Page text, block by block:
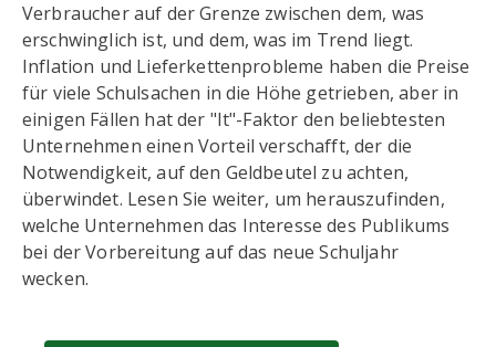
Verbraucher auf der Grenze zwischen dem, was
erschwinglich ist, und dem, was im Trend liegt.
Inflation und Lieferkettenprobleme haben die Preise
für viele Schulsachen in die Höhe getrieben, aber in
einigen Fällen hat der "It"-Faktor den beliebtesten
Unternehmen einen Vorteil verschafft, der die
Notwendigkeit, auf den Geldbeutel zu achten,
überwindet. Lesen Sie weiter, um herauszufinden,
welche Unternehmen das Interesse des Publikums
bei der Vorbereitung auf das neue Schuljahr
wecken.